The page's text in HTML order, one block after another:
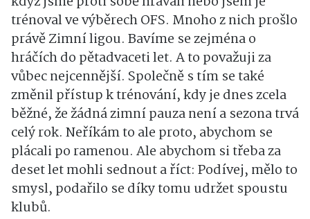
trénoval ve výběrech OFS. Mnoho z nich prošlo
právě Zimní ligou. Bavíme se zejména o
hráčích do pětadvaceti let. A to považuji za
vůbec nejcennější. Společně s tím se také
změnil přístup k trénování, kdy je dnes zcela
běžné, že žádná zimní pauza není a sezona trvá
celý rok. Neříkám to ale proto, abychom se
plácali po ramenou. Ale abychom si třeba za
deset let mohli sednout a říct: Podívej, mělo to
smysl, podařilo se díky tomu udržet spoustu
klubů.